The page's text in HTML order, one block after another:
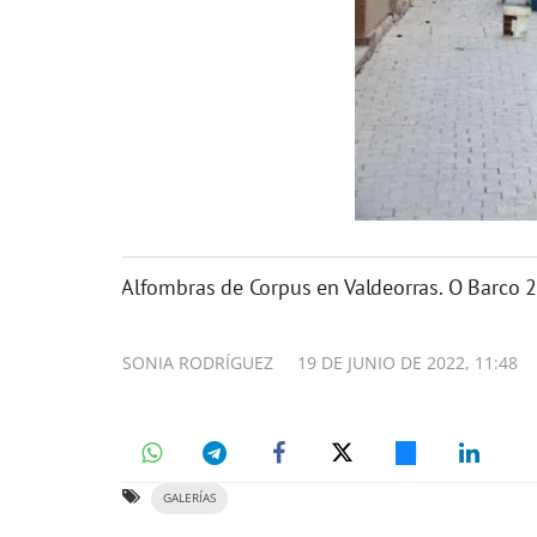
Alfombras de Corpus en Valdeorras. O Barco
19 DE JUNIO DE 2022, 11:48
SONIA RODRÍGUEZ
GALERÍAS